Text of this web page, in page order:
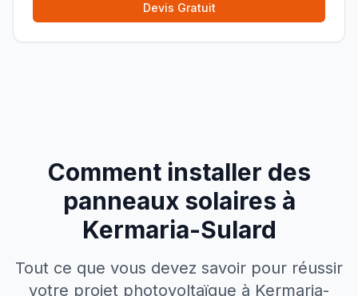
Devis Gratuit
Comment installer des
panneaux solaires à
Kermaria-Sulard
Tout ce que vous devez savoir pour réussir
votre projet photovoltaïque à Kermaria-